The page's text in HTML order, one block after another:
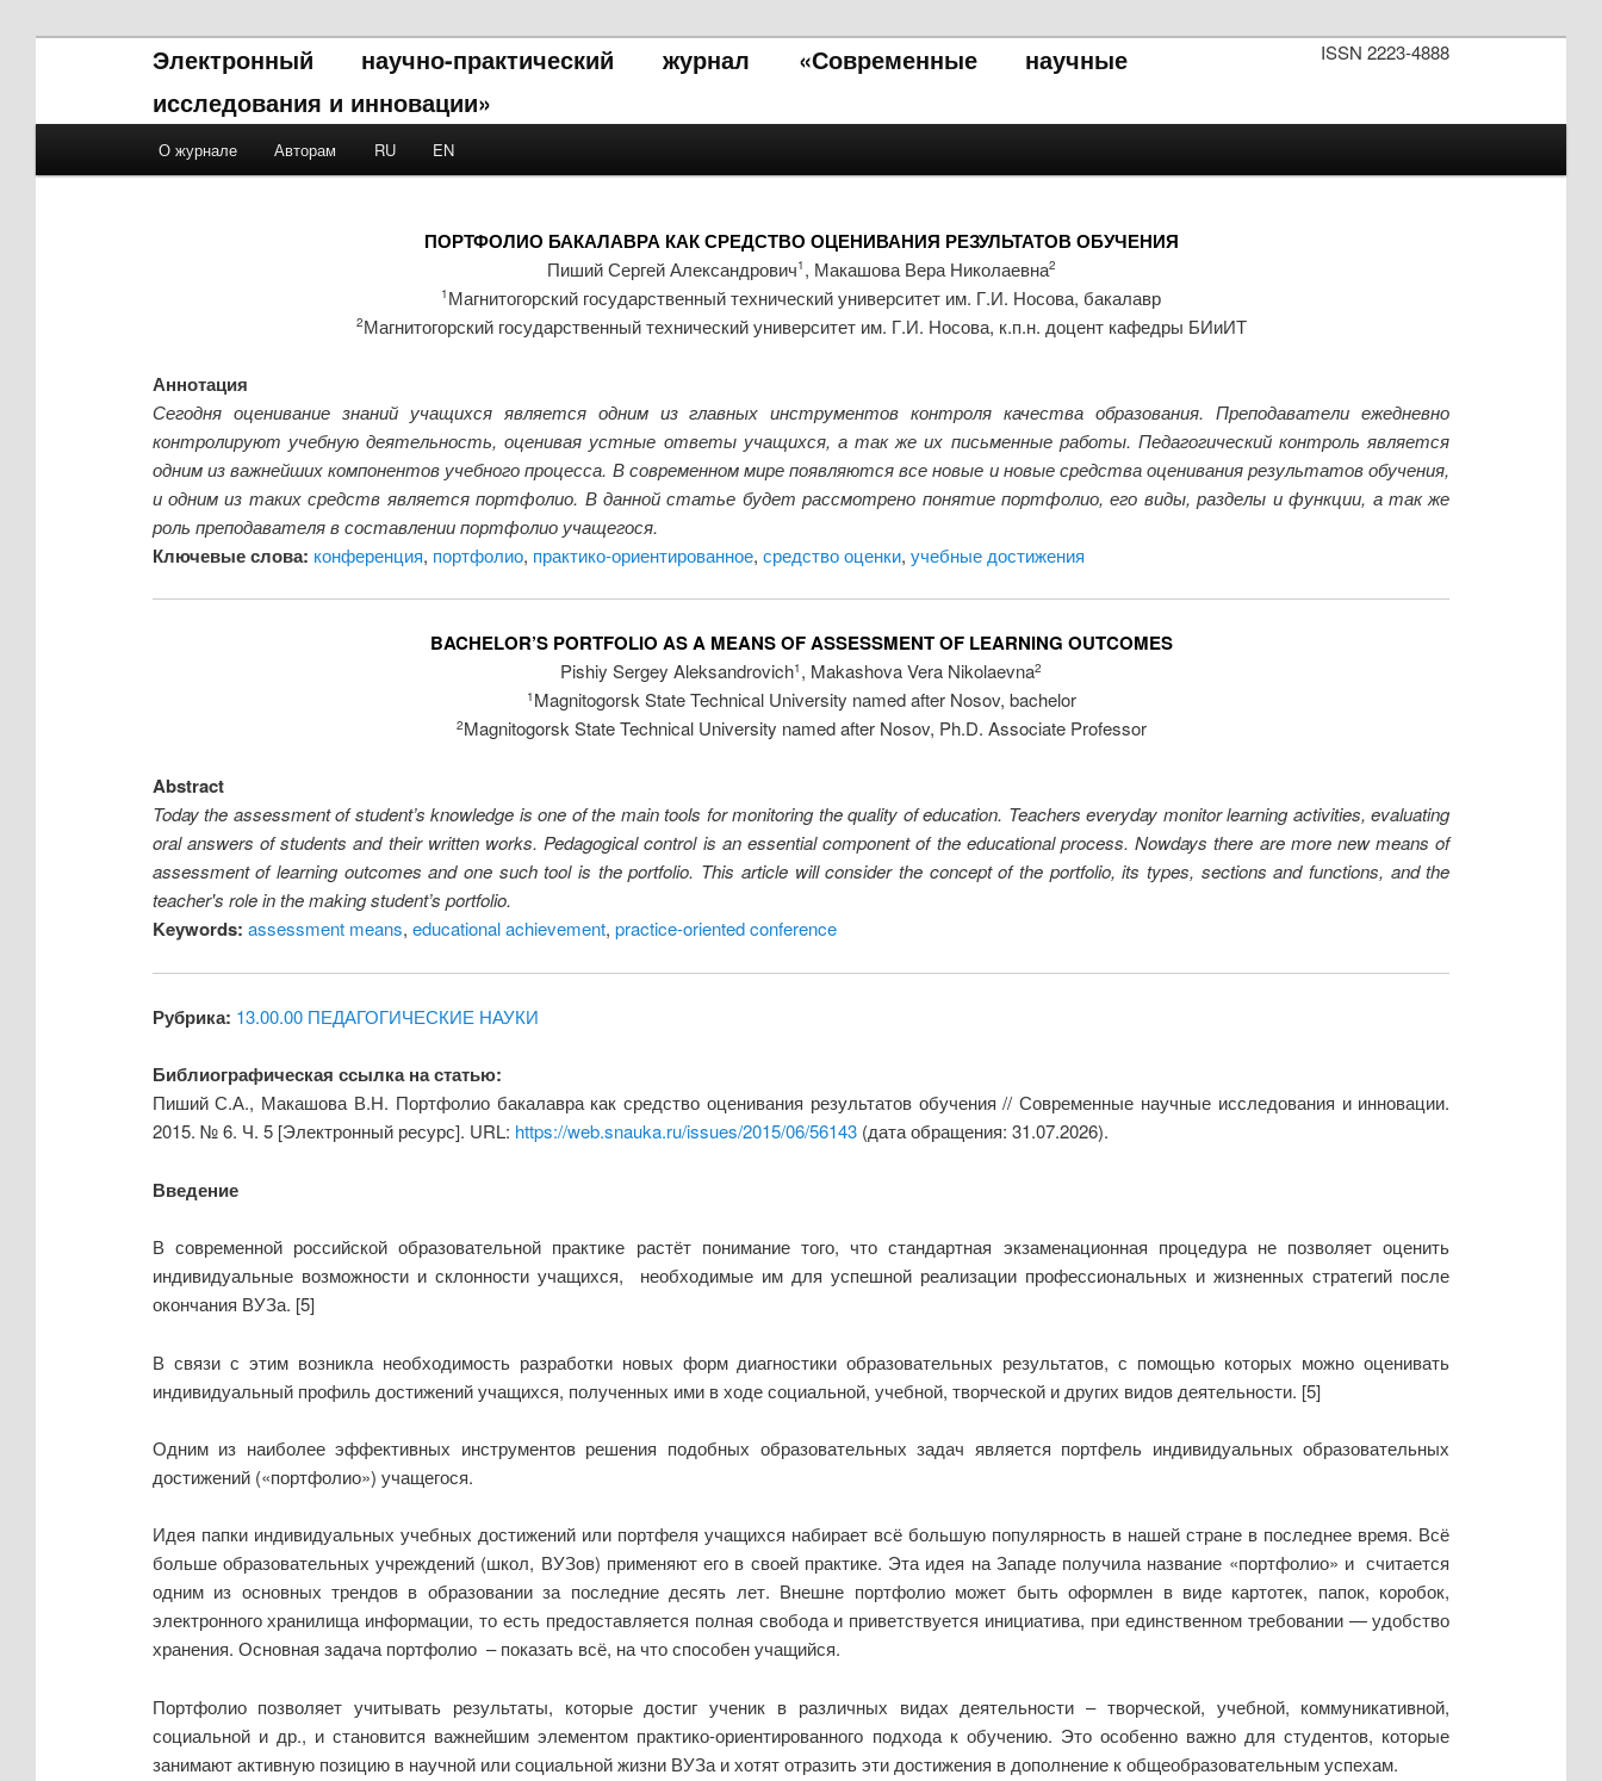
ISSN 2223-4888
Электронный научно-практический журнал «Современные научные
исследования и инновации»
Skip to primary content
Skip to secondary content
О журнале Авторам RU EN
ПОРТФОЛИО БАКАЛАВРА КАК СРЕДСТВО ОЦЕНИВАНИЯ РЕЗУЛЬТАТОВ ОБУЧЕНИЯ
Пиший Сергей Александрович1 , Макашова Вера Николаевна2
1 Магнитогорский государственный технический университет им. Г.И. Носова, бакалавр
2Магнитогорский государственный технический университет им. Г.И. Носова, к.п.н. доцент кафедры БИиИТ
Аннотация
Сегодня оценивание знаний учащихся является одним из главных инструментов контроля качества образования. Преподаватели ежедневно
контролируют учебную деятельность, оценивая устные ответы учащихся, а так же их письменные работы. Педагогический контроль является
одним из важнейших компонентов учебного процесса. В современном мире появляются все новые и новые средства оценивания результатов обучения,
и одним из таких средств является портфолио. В данной статье будет рассмотрено понятие портфолио, его виды, разделы и функции, а так же
роль преподавателя в составлении портфолио учащегося.
Ключевые слова: конференция, портфолио, практико-ориентированное, средство оценки, учебные достижения
BACHELOR’S PORTFOLIO AS A MEANS OF ASSESSMENT OF LEARNING OUTCOMES
Pishiy Sergey Aleksandrovich1 , Makashova Vera Nikolaevna2
1 Magnitogorsk State Technical University named after Nosov, bachelor
2Magnitogorsk State Technical University named after Nosov, Ph.D. Associate Professor
Abstract
Today the assessment of student’s knowledge is one of the main tools for monitoring the quality of education. Teachers everyday monitor learning activities, evaluating
oral answers of students and their written works. Pedagogical control is an essential component of the educational process. Nowdays there are more new means of
assessment of learning outcomes and one such tool is the portfolio. This article will consider the concept of the portfolio, its types, sections and functions, and the
teacher's role in the making student’s portfolio.
Keywords: assessment means, educational achievement, practice-oriented conference
Рубрика: 13.00.00 ПЕДАГОГИЧЕСКИЕ НАУКИ
Библиографическая ссылка на статью:
Пиший С.А., Макашова В.Н. Портфолио бакалавра как средство оценивания результатов обучения // Современные научные исследования и инновации.
2015. № 6. Ч. 5 [Электронный ресурс]. URL: https://web.snauka.ru/issues/2015/06/56143(дата обращения: 31.07.2026).
Введение
В современной российской образовательной практике растёт понимание того, что стандартная экзаменационная процедура не позволяет оценить
индивидуальные возможности и склонности учащихся, необходимые им для успешной реализации профессиональных и жизненных стратегий после
окончания ВУЗа. [5]
В связи с этим возникла необходимость разработки новых форм диагностики образовательных результатов, с помощью которых можно оценивать
индивидуальный профиль достижений учащихся, полученных ими в ходе социальной, учебной, творческой и других видов деятельности. [5]
Одним из наиболее эффективных инструментов решения подобных образовательных задач является портфель индивидуальных образовательных
достижений («портфолио») учащегося.
Идея папки индивидуальных учебных достижений или портфеля учащихся набирает всё большую популярность в нашей стране в последнее время. Всё
больше образовательных учреждений (школ, ВУЗов) применяют его в своей практике. Эта идея на Западе получила название «портфолио» и считается
одним из основных трендов в образовании за последние десять лет. Внешне портфолио может быть оформлен в виде картотек, папок, коробок,
электронного хранилища информации, то есть предоставляется полная свобода и приветствуется инициатива, при единственном требовании — удобство
хранения. Основная задача портфолио – показать всё, на что способен учащийся.
Портфолио позволяет учитывать результаты, которые достиг ученик в различных видах деятельности – творческой, учебной, коммуникативной,
социальной и др., и становится важнейшим элементом практико-ориентированного подхода к обучению. Это особенно важно для студентов, которые
занимают активную позицию в научной или социальной жизни ВУЗа и хотят отразить эти достижения в дополнение к общеобразовательным успехам.